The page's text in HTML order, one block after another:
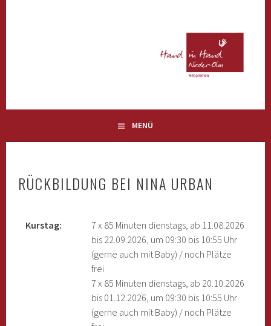
HAND IN HAND NIEDER-OLM
MENÜ
RÜCKBILDUNG BEI NINA URBAN
Kurstag:
7 x 85 Minuten dienstags, ab 11.08.2026
bis 22.09.2026, um 09:30 bis 10:55 Uhr
(gerne auch mit Baby) / noch Plätze
frei
7 x 85 Minuten dienstags, ab 20.10.2026
bis 01.12.2026, um 09:30 bis 10:55 Uhr
(gerne auch mit Baby) / noch Plätze